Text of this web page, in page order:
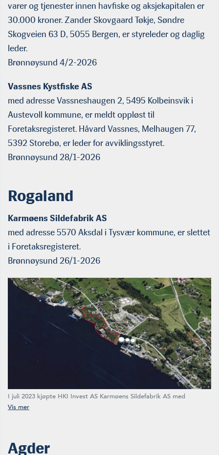
varer og tjenester innen havfiske og aksjekapitalen er
30.000 kroner. Zander Skovgaard Tøkje, Søndre
Skogveien 63 D, 5055 Bergen, er styreleder og daglig
leder.
Brønnøysund 4/2-2026
Vassnes Kystfiske AS
med adresse Vassneshaugen 2, 5495 Kolbeinsvik i
Austevoll kommune, er meldt oppløst til
Foretaksregisteret. Håvard Vassnes, Melhaugen 77,
5392 Storebø, er leder for avviklingsstyret.
Brønnøysund 28/1-2026
Rogaland
Karmøens Sildefabrik AS
med adresse 5570 Aksdal i Tysvær kommune, er slettet
i Foretaksregisteret.
Brønnøysund 26/1-2026
I juli 2023 kjøpte HKI Invest AS Karmøens Sildefabrik AS med
tilhørende 14 mål eiendommer, her markert med rød strek. Kjøpet
Invest)
Agder